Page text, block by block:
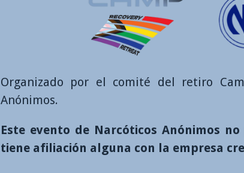
Organizado por el comité del retiro
Anónimos.
Este evento de Narcóticos Anónimos
tiene afiliación alguna con la empresa